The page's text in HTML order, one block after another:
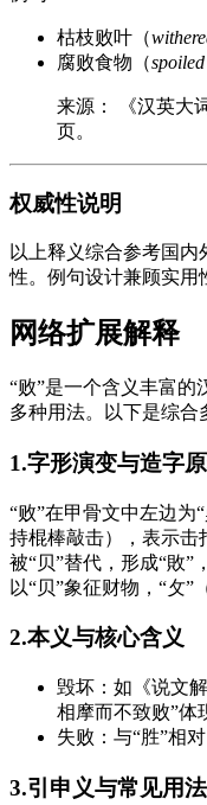
枯枝败叶（
腐败食物（
来源： 《汉英大
页。
权威性说明
以上释义综合参考国内
性。例句设计兼顾实用
网络扩展解释
“败”是一个含义丰富的
多种用法。以下是综合
1.字形演变与造字
“败”在甲骨文中左边为
持棍棒敲击），表示击
被“贝”替代，形成“敗”
以“贝”象征财物，“攵”
2.本义与核心含义
毁坏：如《说文
相摩而不致败”体
失败：与“胜”相对
3.引申义与常见用法